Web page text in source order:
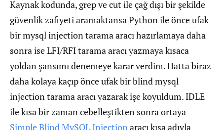
Kaynak kodunda, grep ve cut ile çağ dışı bir şekilde
güvenlik zafiyeti aramaktansa Python ile önce ufak
bir mysql injection tarama aracı hazırlamaya daha
sonra ise LFI/RFI tarama aracı yazmaya kısaca
yoldan şansımı denemeye karar verdim. Hatta biraz
daha kolaya kaçıp önce ufak bir blind mysql
injection tarama aracı yazarak işe koyuldum. IDLE
ile kısa bir zaman cebelleştikten sonra ortaya
Simple Blind MySQL Injectionaracı kısa adıyla